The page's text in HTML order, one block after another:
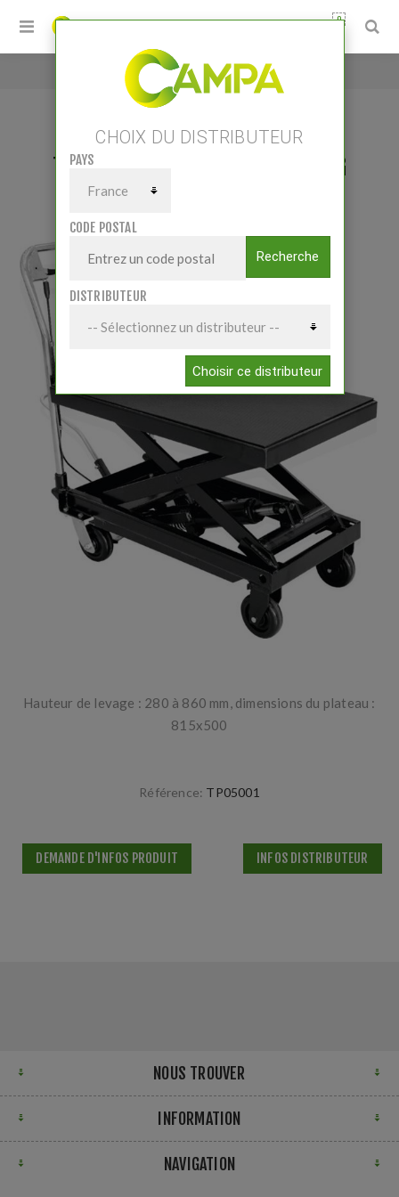
0
/ TP05001 Table élévatrice 500kg
TP05001 TABLE ÉLÉVATRICE 500KG
Hauteur de levage : 280 à 860 mm, dimensions du plateau :
815x500
Référence: TP05001
DEMANDE D'INFOS PRODUIT INFOS DISTRIBUTEUR
NOUS TROUVER
INFORMATION
NAVIGATION
CHOIX DU DISTRIBUTEUR
PAYS
CODE POSTAL
Recherche
DISTRIBUTEUR
Choisir ce distributeur